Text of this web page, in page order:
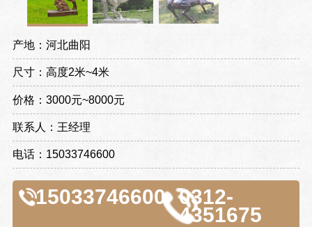
产地：河北曲阳
尺寸：高度2米~4米
价格：3000元~8000元
联系人：王经理
电话：15033746600
15033746600 0312-
4351675